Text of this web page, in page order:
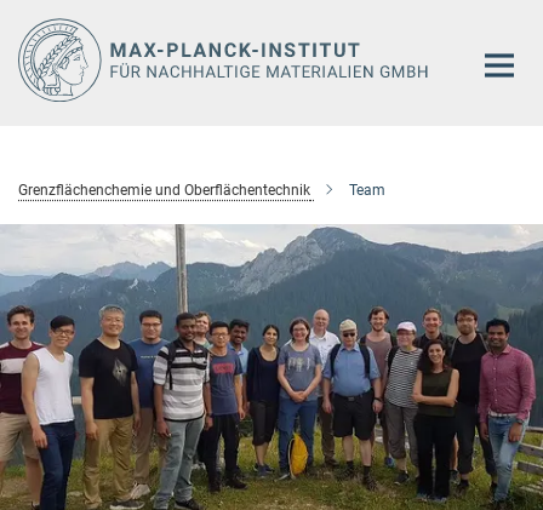
Hauptinhalt
Grenzflächenchemie und Oberflächentechnik Team